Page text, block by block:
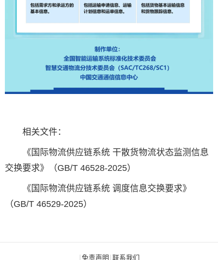
相关文件：
《国际物流供应链系统 干散货物流状态监测信息
交换要求》（GB/T 46528-2025）
《国际物流供应链系统 调度信息交换要求》
（GB/T 46529-2025）
免责声明 联系我们